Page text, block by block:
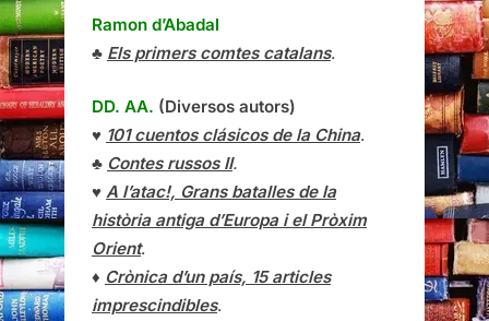
Ramon d’Abadal
♣ Els primers comtes catalans.
DD. AA. (Diversos autors)
♥ 101 cuentos clásicos de la China.
♣ Contes russos II.
♥ A l’atac!, Grans batalles de la
història antiga d’Europa i el Pròxim
Orient.
♦ Crònica d’un país, 15 articles
imprescindibles.